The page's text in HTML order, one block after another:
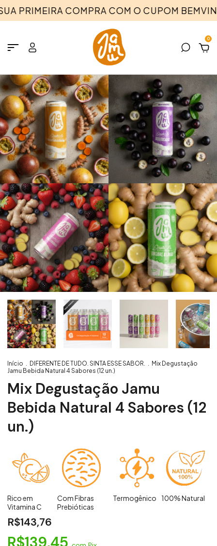
PRIMEIRA COMPRA COM O CUPOM
0
Início . DIFERENTE DE TUDO. SINTA ESSE SABOR. . Mix Degustação
Jamu Bebida Natural 4 Sabores (12 un.)
Mix Degustação Jamu
Bebida Natural 4 Sabores (12
un.)
Rico em
Vitamina C
Com Fibras
Prebióticas
Termogênico 100% Natural
R$143,76